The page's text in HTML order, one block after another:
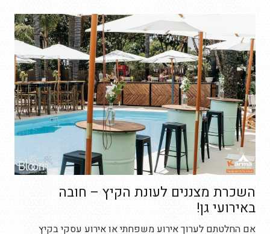
השכרת מצננים לעונת הקיץ – חובה
באירועי גן!
אם החלטתם לערוך אירוע משפחתי או אירוע עסקי בקיץ